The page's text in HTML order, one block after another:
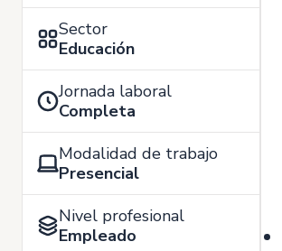
Sector
Educación
Jornada laboral
Completa
Modalidad de trabajo
Presencial
Nivel profesional
Empleado